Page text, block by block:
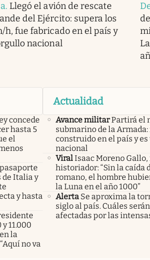
. Llegó el avión de rescate
del Ejército: supera los
h, fue fabricado en el país y
nacional
concede
hasta 5
el
de Italia y
y hasta
11.000
la
no va
Actualidad
Avance militarPartirá el
submarino de la Armada:
construido en el país y
nacional
ViralIsaac Moreno
historiador: “Sin la caída
romano, el hombre
la Luna en el año 1000”
Alerta Se aproxima la
siglo al país. Cuáles
afectadas por las